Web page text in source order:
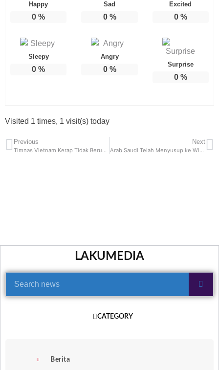
Happy
0 %
Sad
0%
Excited
0%
Sleepy
0 %
Angry
0%
Surprise
0%
Visited 1 times, 1 visit(s) today
Previous
Timnas Vietnam Kerap Tidak Beruntung Lawan Garuda
Next
Arab Saudi Telah Menyusup ke Wikipedia, Memenjarakan Dua Admin Dalam Upaya Untuk Mengontrol Konten
LAKUMEDIA
CATEGORY
Berita